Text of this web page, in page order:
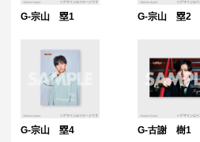
G-宗山 塁1 G-宗山 塁2
G-宗山 塁4 G-古謝 樹1